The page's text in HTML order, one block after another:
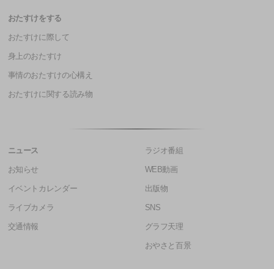
おたすけをする
おたすけに際して
身上のおたすけ
事情のおたすけの心構え
おたすけに関する読み物
ニュース
お知らせ
イベントカレンダー
ライブカメラ
交通情報
ラジオ番組
WEB動画
出版物
SNS
グラフ天理
おやさと百景